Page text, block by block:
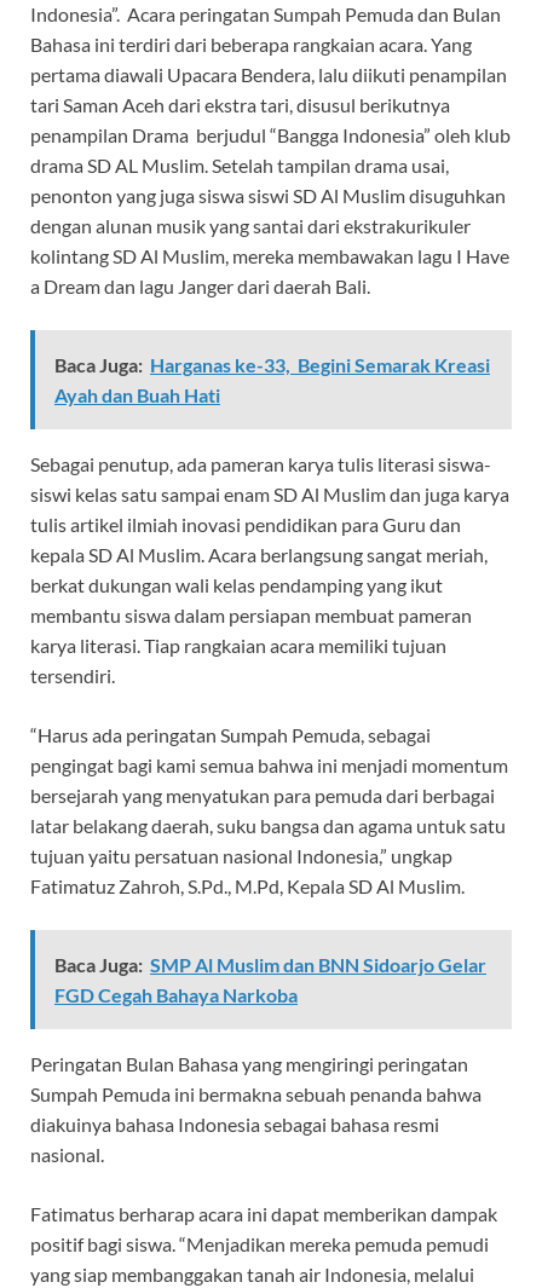
Indonesia”. Acara peringatan Sumpah Pemuda dan Bulan
Bahasa ini terdiri dari beberapa rangkaian acara. Yang
pertama diawali Upacara Bendera, lalu diikuti penampilan
tari Saman Aceh dari ekstra tari, disusul berikutnya
penampilan Drama berjudul “Bangga Indonesia” oleh klub
drama SD AL Muslim. Setelah tampilan drama usai,
penonton yang juga siswa siswi SD Al Muslim disuguhkan
dengan alunan musik yang santai dari ekstrakurikuler
kolintang SD Al Muslim, mereka membawakan lagu I Have
a Dream dan lagu Janger dari daerah Bali.
Baca Juga: Harganas ke-33, Begini Semarak Kreasi
Ayah dan Buah Hati
Sebagai penutup, ada pameran karya tulis literasi siswa-
siswi kelas satu sampai enam SD Al Muslim dan juga karya
tulis artikel ilmiah inovasi pendidikan para Guru dan
kepala SD Al Muslim. Acara berlangsung sangat meriah,
berkat dukungan wali kelas pendamping yang ikut
membantu siswa dalam persiapan membuat pameran
karya literasi. Tiap rangkaian acara memiliki tujuan
tersendiri.
“Harus ada peringatan Sumpah Pemuda, sebagai
pengingat bagi kami semua bahwa ini menjadi momentum
bersejarah yang menyatukan para pemuda dari berbagai
latar belakang daerah, suku bangsa dan agama untuk satu
tujuan yaitu persatuan nasional Indonesia,” ungkap
Fatimatuz Zahroh, S.Pd., M.Pd, Kepala SD Al Muslim.
Baca Juga: SMP Al Muslim dan BNN Sidoarjo Gelar
FGD Cegah Bahaya Narkoba
Peringatan Bulan Bahasa yang mengiringi peringatan
Sumpah Pemuda ini bermakna sebuah penanda bahwa
diakuinya bahasa Indonesia sebagai bahasa resmi
nasional.
Fatimatus berharap acara ini dapat memberikan dampak
positif bagi siswa. “Menjadikan mereka pemuda pemudi
yang siap membanggakan tanah air Indonesia, melalui